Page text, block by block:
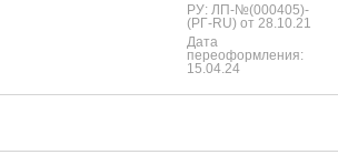
РУ: ЛП-№(000405)-
(РГ-RU) от 28.10.21
Дата
переоформления:
15.04.24